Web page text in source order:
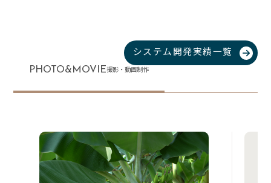
システム開発実績一覧
PHOTO&MOVIE撮影・動画制作